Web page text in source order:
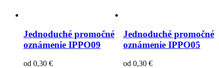
Jednoduché promočné
oznámenie IPPO09
od 0,30 €
Jednoduché promočné
oznámenie IPPO05
od 0,30 €